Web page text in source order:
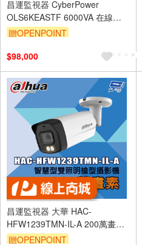
昌運監視器 CyberPower
OLS6KEASTF 6000VA 在線式
直立式UPS不斷電系統 雙轉換架
贈OPENPOINT
$98,000
昌運監視器 大華 HAC-
HFW1239TMN-IL-A 200萬畫素
子彈型HDCVI攝影機
贈OPENPOINT